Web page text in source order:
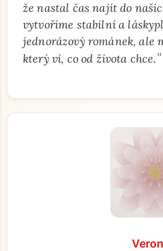
že nastal čas najít do
vytvoříme stabilní a
jednorázový románek, ale
který ví, co od života chce."